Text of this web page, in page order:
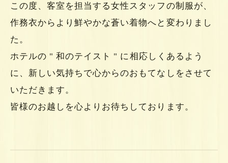
この度、客室を担当する女性スタッフの制服が、
作務衣からより鮮やかな蒼い着物へと変わりまし
た。
ホテルの " 和のテイスト " に相応しくあるよう
に、新しい気持ちで心からのおもてなしをさせて
いただきます。
皆様のお越しを心よりお待ちしております。